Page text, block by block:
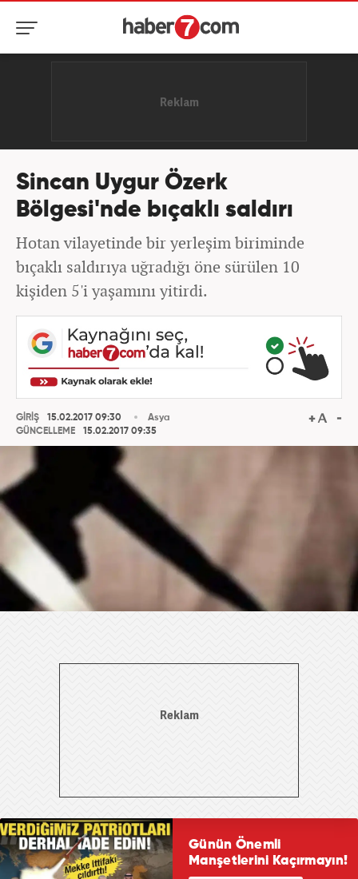
Sincan Uygur Özerk
Bölgesi'nde bıçaklı saldırı
Hotan vilayetinde bir yerleşim biriminde
bıçaklı saldırıya uğradığı öne sürülen 10
kişiden 5'i yaşamını yitirdi.
GİRİŞ
15.02.2017 09:30
GÜNCELLEME
15.02.2017 09:35
Asya